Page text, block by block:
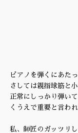
ピアノを弾くにあた
さしては親指球筋と小
正常にしっかり弾い
くうえで重要と言われ
私、師匠のガッツリ